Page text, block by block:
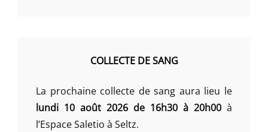
COLLECTE DE SANG
La prochaine collecte de sang aura lieu le
lundi 10 août 2026 de 16h30 à 20h00 à
l’Espace Saletio à Seltz.